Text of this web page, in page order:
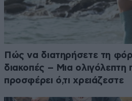
Πώς να διατηρήσετε τη
διακοπές – Μια
προσφέρει ό,τι χρειάζεστε